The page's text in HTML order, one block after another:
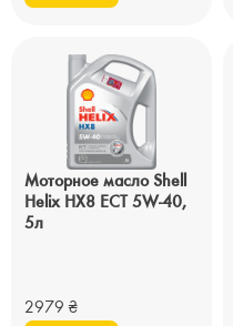
Моторное масло Shell
Helix HX8 ECT 5W-40,
5л
2979 ₴